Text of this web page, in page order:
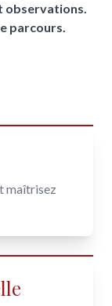
observations.
parcours.
maîtrisez